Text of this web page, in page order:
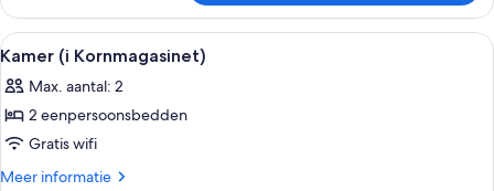
balkon
Treskelåven)
Alle
foto's
voor
Kamer
(i
Kornmagasinet)
Een kamer met houten
1
Kamer (i Kornmagasinet)
Max. aantal: 2
2 eenpersoonsbedden
Gratis wifi
Meer informatie
Meer